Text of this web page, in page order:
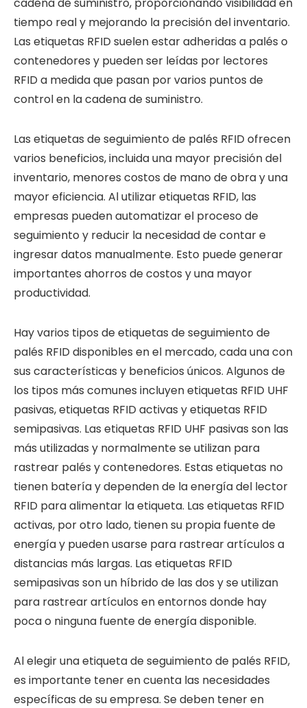
tiempo real y mejorando la precisión del inventario.
Las etiquetas RFID suelen estar adheridas a palés o
contenedores y pueden ser leídas por lectores
RFID a medida que pasan por varios puntos de
control en la cadena de suministro.
Las etiquetas de seguimiento de palés RFID ofrecen
varios beneficios, incluida una mayor precisión del
inventario, menores costos de mano de obra y una
mayor eficiencia. Al utilizar etiquetas RFID, las
empresas pueden automatizar el proceso de
seguimiento y reducir la necesidad de contar e
ingresar datos manualmente. Esto puede generar
importantes ahorros de costos y una mayor
productividad.
Hay varios tipos de etiquetas de seguimiento de
palés RFID disponibles en el mercado, cada una con
sus características y beneficios únicos. Algunos de
los tipos más comunes incluyen etiquetas RFID UHF
pasivas, etiquetas RFID activas y etiquetas RFID
semipasivas. Las etiquetas RFID UHF pasivas son las
más utilizadas y normalmente se utilizan para
rastrear palés y contenedores. Estas etiquetas no
tienen batería y dependen de la energía del lector
RFID para alimentar la etiqueta. Las etiquetas RFID
activas, por otro lado, tienen su propia fuente de
energía y pueden usarse para rastrear artículos a
distancias más largas. Las etiquetas RFID
semipasivas son un híbrido de las dos y se utilizan
para rastrear artículos en entornos donde hay
poca o ninguna fuente de energía disponible.
Al elegir una etiqueta de seguimiento de palés RFID,
es importante tener en cuenta las necesidades
específicas de su empresa. Se deben tener en